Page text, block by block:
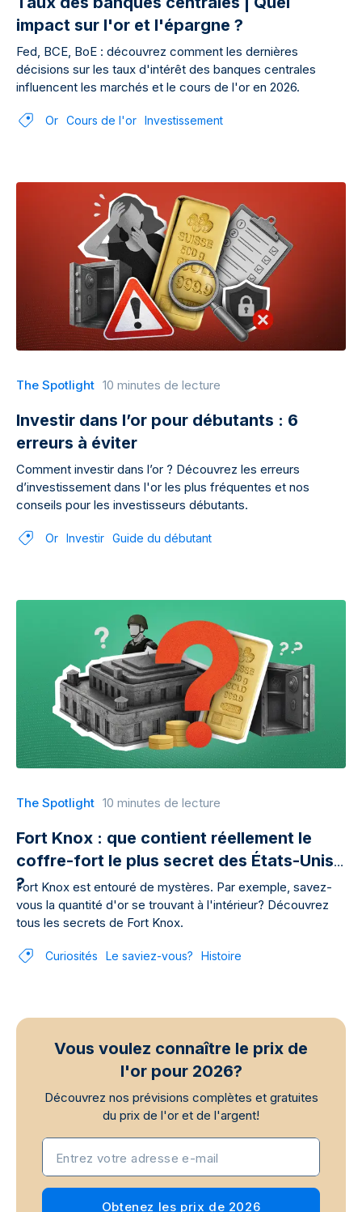
impact sur l'or et l'épargne ?
Fed, BCE, BoE : découvrez comment les dernières
décisions sur les taux d'intérêt des banques centrales
influencent les marchés et le cours de l'or en 2026.
Or Cours de l'or Investissement
The Spotlight 10 minutes de lecture
Investir dans l’or pour débutants : 6
erreurs à éviter
Comment investir dans l’or ? Découvrez les erreurs
d’investissement dans l'or les plus fréquentes et nos
conseils pour les investisseurs débutants.
Or Investir Guide du débutant
The Spotlight 10 minutes de lecture
Fort Knox : que contient réellement le
coffre-fort le plus secret des États-Unis
?
Fort Knox est entouré de mystères. Par exemple, savez-
vous la quantité d'or se trouvant à l'intérieur? Découvrez
tous les secrets de Fort Knox.
Curiosités Le saviez-vous? Histoire
Vous voulez connaître le prix de
l'or pour 2026?
Découvrez nos prévisions complètes et gratuites
du prix de l'or et de l'argent!
Entrez votre adresse e-mail
Obtenez les prix de 2026